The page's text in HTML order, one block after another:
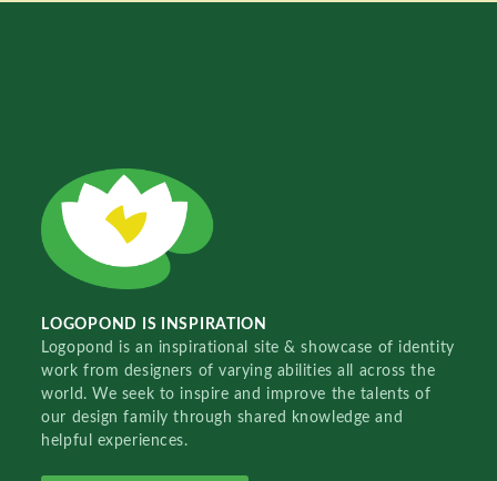
LOGOPOND IS INSPIRATION
Logopond is an inspirational site & showcase of identity
work from designers of varying abilities all across the
world. We seek to inspire and improve the talents of
our design family through shared knowledge and
helpful experiences.